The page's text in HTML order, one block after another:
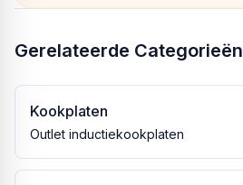
Gerelateerde Categorieën
Kookplaten
Outlet inductiekookplaten